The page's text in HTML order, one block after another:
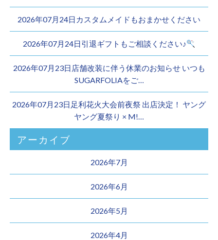
2026年07月24日カスタムメイドもおまかせください︎
2026年07月24日引退ギフトもご相談ください♪
2026年07月23日店舗改装に伴う休業のお知らせ いつも
SUGARFOLIAをご…
2026年07月23日足利花火大会前夜祭 出店決定！ ヤング
ヤング夏祭り × M!…
アーカイブ
2026年7月
2026年6月
2026年5月
2026年4月